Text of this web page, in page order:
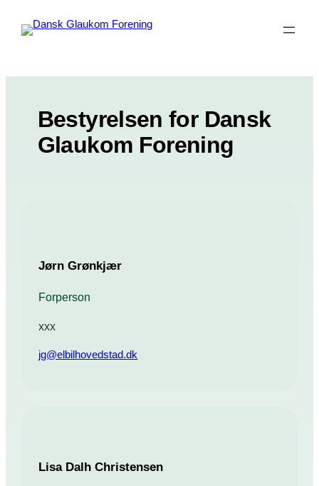
Bestyrelsen for Dansk
Glaukom Forening
Jørn Grønkjær
Forperson
xxx
jg@elbilhovedstad.dk
Lisa Dalh Christensen